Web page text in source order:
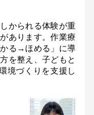
かられる体験が重
あります。作業療
る→ほめる」に導
を整え、子どもと
境づくりを支援し